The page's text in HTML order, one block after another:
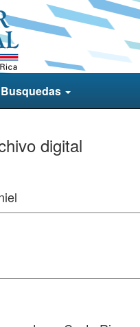
Busquedas
digital